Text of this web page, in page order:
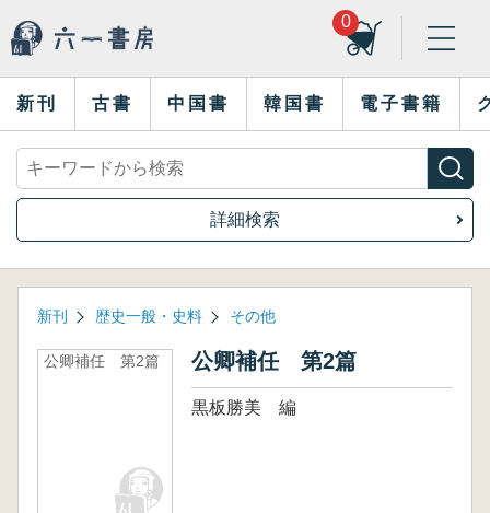
0
新刊 古書 中国書 韓国書 電子書籍
詳細検索
新刊 歴史一般・史料 その他
公卿補任 第2篇 公卿補任 第2篇
黒板勝美 編